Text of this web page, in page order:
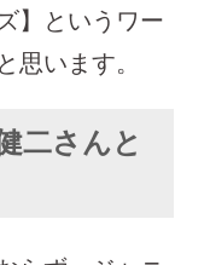
】というワー
思います。
二さんと